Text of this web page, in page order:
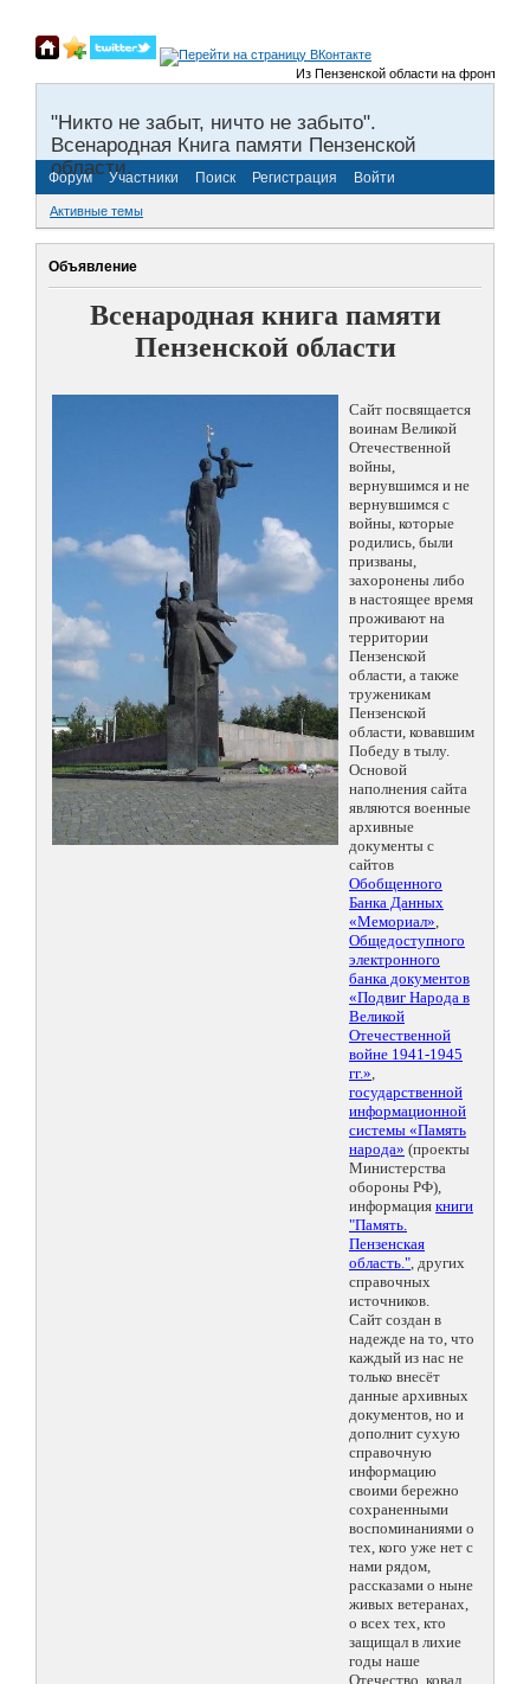
Из Пензенской области на фронты
"Никто не забыт, ничто не забыто".
Всенародная Книга памяти Пензенской
области.
Форум Участники Поиск Регистрация Войти
Активные темы
Объявление
Всенародная книга памяти
Пензенской области
Сайт посвящается
воинам Великой
Отечественной
войны,
вернувшимся и не
вернувшимся с
войны, которые
родились, были
призваны,
захоронены либо
в настоящее время
проживают на
территории
Пензенской
области, а также
труженикам
Пензенской
области, ковавшим
Победу в тылу.
Основой
наполнения сайта
являются военные
архивные
документы с
сайтов
Обобщенного
Банка Данных
«Мемориал»,
Общедоступного
электронного
банка документов
«Подвиг Народа в
Великой
Отечественной
войне 1941-1945
гг.»,
государственной
информационной
системы «Память
народа» (проекты
Министерства
обороны РФ),
информация книги
"Память.
Пензенская
область.", других
справочных
источников.
Сайт создан в
надежде на то, что
каждый из нас не
только внесёт
данные архивных
документов, но и
дополнит сухую
справочную
информацию
своими бережно
сохраненными
воспоминаниями о
тех, кого уже нет с
нами рядом,
рассказами о ныне
живых ветеранах,
о всех тех, кто
защищал в лихие
годы наше
Отечество, ковал